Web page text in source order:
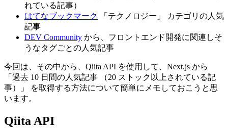
れている記事）
はてなブックマーク
「テクノロジー」 カテゴリの人気
記事
DEV Community から、フロントエンド開発に関連しそ
うなタグごとの人気記事
今回は、その中から、Qiita API を使用して、Next.js から
「過去 10 日間の人気記事 （20 ストック以上されている記
事）」 を取得する方法について簡単にメモしておこうと思
います。
Qiita API